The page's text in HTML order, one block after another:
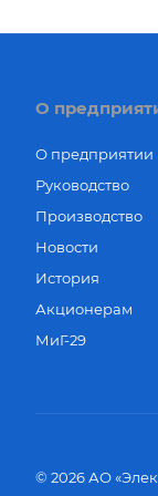
О
О предприятии
Руководство
Производство
Новости
История
Акционерам
МиГ-29
© 2026 АО